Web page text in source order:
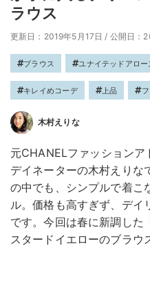
ラウス
更新日：2019年5月17日 / 公開日：
ブラウス ユナイテッドアロー
キレイめコーデ 上品
木村えりな
元CHANELファッション
デイネーターの木村えりな
の中でも、シンプルで着こ
ル。価格も高すぎず、デイ
です。今回は春に新調した
スタードイエローのブラウ